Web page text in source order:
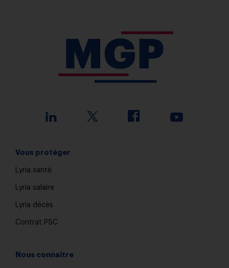
Vous protéger
Lyria santé
Lyria salaire
Lyria décès
Contrat PSC
Nous connaître